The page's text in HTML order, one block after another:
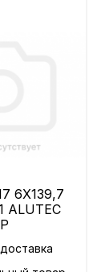
6X139,7
ALUTEC